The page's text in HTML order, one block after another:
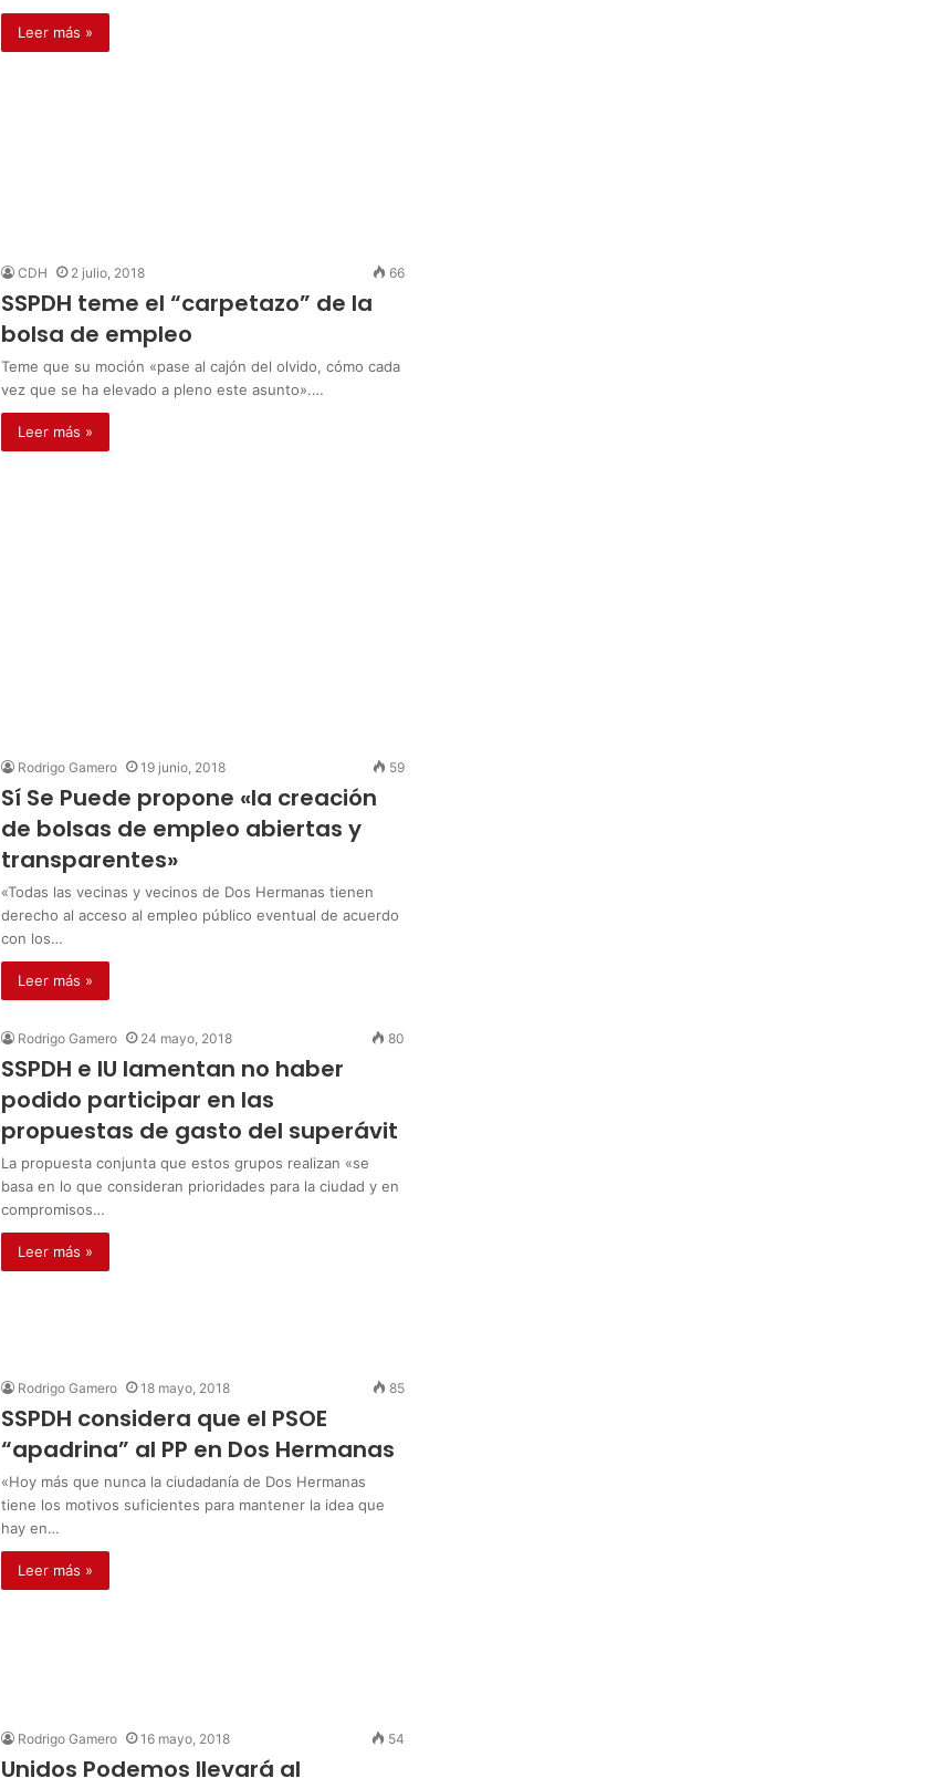
Leer más »
CDH 2 julio, 2018 66
SSPDH teme el “carpetazo” de la
bolsa de empleo
Teme que su moción «pase al cajón del olvido, cómo cada
vez que se ha elevado a pleno este asunto».…
Leer más »
Rodrigo Gamero 19 junio, 2018 59
Sí Se Puede propone «la creación
de bolsas de empleo abiertas y
transparentes»
«Todas las vecinas y vecinos de Dos Hermanas tienen
derecho al acceso al empleo público eventual de acuerdo
con los…
Leer más »
Rodrigo Gamero 24 mayo, 2018 80
SSPDH e IU lamentan no haber
podido participar en las
propuestas de gasto del superávit
La propuesta conjunta que estos grupos realizan «se
basa en lo que consideran prioridades para la ciudad y en
compromisos…
Leer más »
Rodrigo Gamero 18 mayo, 2018 85
SSPDH considera que el PSOE
“apadrina” al PP en Dos Hermanas
«Hoy más que nunca la ciudadanía de Dos Hermanas
tiene los motivos suficientes para mantener la idea que
hay en…
Leer más »
Rodrigo Gamero 16 mayo, 2018 54
Unidos Podemos llevará al